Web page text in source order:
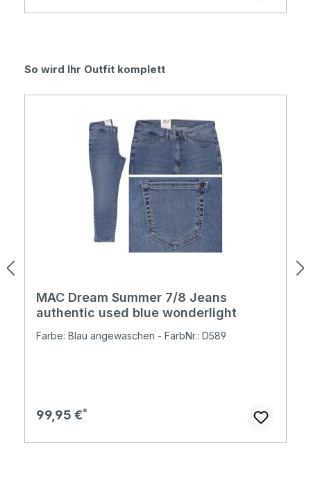
Produktgalerie überspringen
So wird Ihr Outfit komplett
MAC Dream Summer 7/8 Jeans
authentic used blue wonderlight
Farbe: Blau angewaschen - FarbNr.: D589
Regulärer Preis:
99,95 €